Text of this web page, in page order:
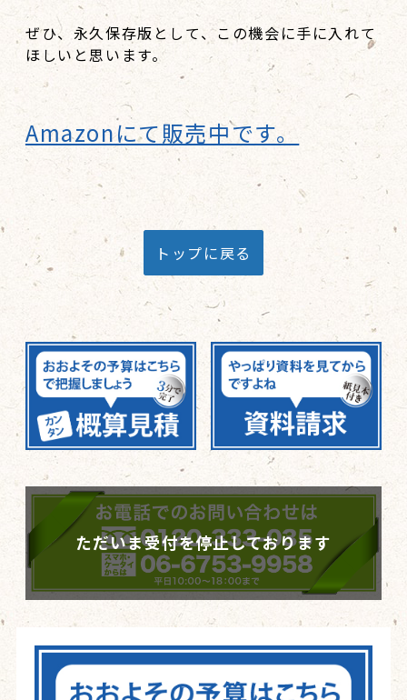
ぜひ、永久保存版として、この機会に手に入れて
ほしいと思います。
Amazonにて販売中です。
トップに戻る
ただいま受付を停止しております